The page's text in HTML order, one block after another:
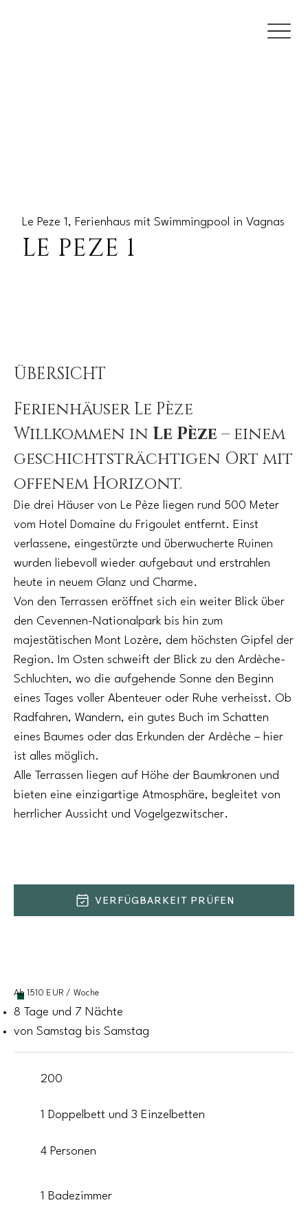
Le Peze 1, Ferienhaus mit Swimmingpool in Vagnas
LE PEZE 1
ÜBERSICHT
Ferienhäuser Le Pèze
Willkommen in Le Pèze– einem
geschichtsträchtigen Ort mit
offenem Horizont.
Die drei Häuser von Le Pèze liegen rund 500 Meter
vom Hotel Domaine du Frigoulet entfernt. Einst
verlassene, eingestürzte und überwucherte Ruinen
wurden liebevoll wieder aufgebaut und erstrahlen
heute in neuem Glanz und Charme.
Von den Terrassen eröffnet sich ein weiter Blick über
den Cevennen-Nationalpark bis hin zum
majestätischen Mont Lozère, dem höchsten Gipfel der
Region. Im Osten schweift der Blick zu den Ardèche-
Schluchten, wo die aufgehende Sonne den Beginn
eines Tages voller Abenteuer oder Ruhe verheisst. Ob
Radfahren, Wandern, ein gutes Buch im Schatten
eines Baumes oder das Erkunden der Ardèche – hier
ist alles möglich.
Alle Terrassen liegen auf Höhe der Baumkronen und
bieten eine einzigartige Atmosphäre, begleitet von
herrlicher Aussicht und Vogelgezwitscher.
VERFÜGBARKEIT PRÜFEN
Ab 1510 EUR / Woche
8 Tage und 7 Nächte
von Samstag bis Samstag
200
1 Doppelbett und 3 Einzelbetten
4 Personen
1 Badezimmer